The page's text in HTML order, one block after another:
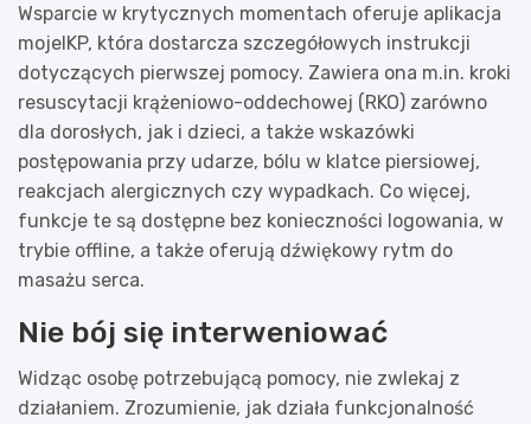
Wsparcie w krytycznych momentach oferuje aplikacja
mojeIKP, która dostarcza szczegółowych instrukcji
dotyczących pierwszej pomocy. Zawiera ona m.in. kroki
resuscytacji krążeniowo-oddechowej (RKO) zarówno
dla dorosłych, jak i dzieci, a także wskazówki
postępowania przy udarze, bólu w klatce piersiowej,
reakcjach alergicznych czy wypadkach. Co więcej,
funkcje te są dostępne bez konieczności logowania, w
trybie offline, a także oferują dźwiękowy rytm do
masażu serca.
Nie bój się interweniować
Widząc osobę potrzebującą pomocy, nie zwlekaj z
działaniem. Zrozumienie, jak działa funkcjonalność